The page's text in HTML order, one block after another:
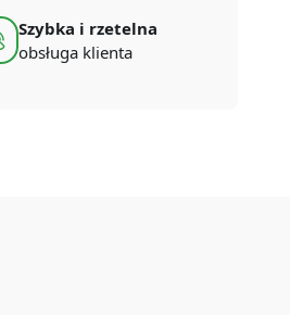
Szybka i rzetelna
obsługa klienta